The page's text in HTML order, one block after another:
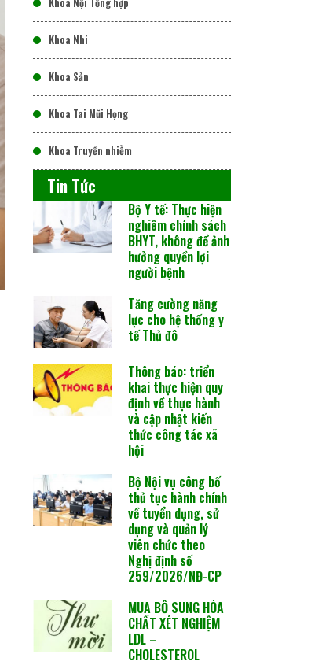
Khoa Nhi
Khoa Sản
Khoa Tai Mũi Họng
Khoa Truyền nhiễm
Tin Tức
Bộ Y tế: Thực hiện
nghiêm chính sách
BHYT, không để ảnh
hưởng quyền lợi
người bệnh
Tăng cường năng
lực cho hệ thống y
tế Thủ đô
Thông báo: triển
khai thực hiện quy
định về thực hành
và cập nhật kiến
thức công tác xã
hội
Bộ Nội vụ công bố
thủ tục hành chính
về tuyển dụng, sử
dụng và quản lý
viên chức theo
Nghị định số
259/2026/NĐ-CP
MUA BỔ SUNG HÓA
CHẤT XÉT NGHIỆM
LDL –
CHOLESTEROL